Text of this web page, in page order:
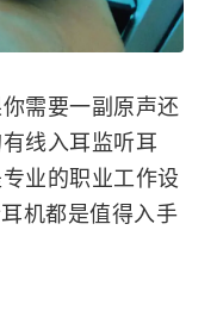
需要一副原声还
线入耳监听耳
业的职业工作设
机都是值得入手